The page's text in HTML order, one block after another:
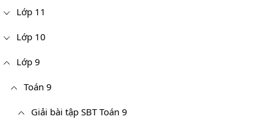
Lớp 11
Lớp 10
Lớp 9
Toán 9
Giải bài tập SBT Toán 9